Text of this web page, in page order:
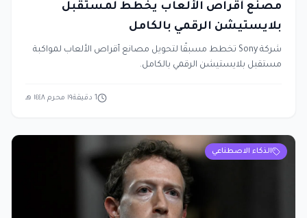
مصنع أقراص الألعاب يخطط لمستقبل
بلايستيشن الرقمي بالكامل
شركة Sony تخطط مسبقًا لتحويل مصانع أقراص الألعاب لمواكبة
مستقبل بلايستيشن الرقمي بالكامل.
١٩ محرم ١٤٤٨ هـ 1 دقيقة
الذكاء الاصطناعي